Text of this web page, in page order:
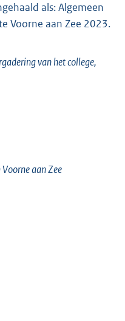
als: Algemeen
Voorne aan Zee 2023.
van het college,
aan Zee